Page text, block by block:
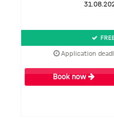
Application
Book now